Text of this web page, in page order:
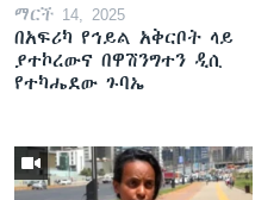
ማርች 14, 2025
በአፍሪካ የኅይል አቅርቦት ላይ
ያተኮረውና በዋሽንግተን ዲሲ
የተካሔደው ጉባኤ